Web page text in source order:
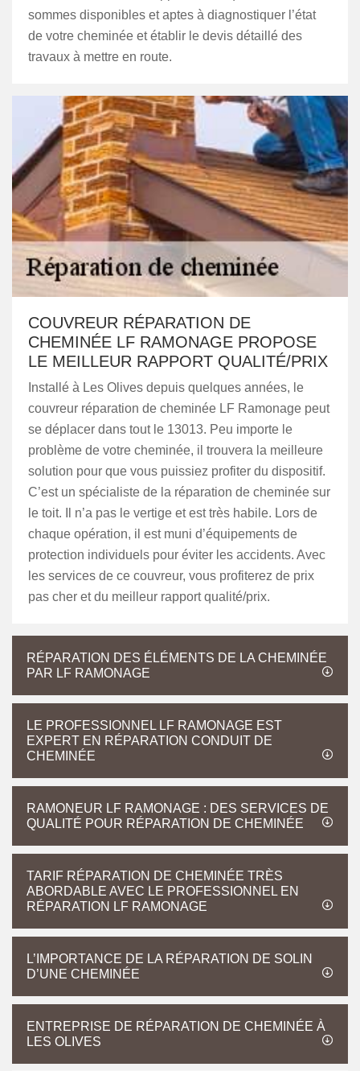
sommes disponibles et aptes à diagnostiquer l’état
de votre cheminée et établir le devis détaillé des
travaux à mettre en route.
COUVREUR RÉPARATION DE
CHEMINÉE LF RAMONAGE PROPOSE
LE MEILLEUR RAPPORT QUALITÉ/PRIX
Installé à Les Olives depuis quelques années, le
couvreur réparation de cheminée LF Ramonage peut
se déplacer dans tout le 13013. Peu importe le
problème de votre cheminée, il trouvera la meilleure
solution pour que vous puissiez profiter du dispositif.
C’est un spécialiste de la réparation de cheminée sur
le toit. Il n’a pas le vertige et est très habile. Lors de
chaque opération, il est muni d’équipements de
protection individuels pour éviter les accidents. Avec
les services de ce couvreur, vous profiterez de prix
pas cher et du meilleur rapport qualité/prix.
RÉPARATION DES ÉLÉMENTS DE LA CHEMINÉE
PAR LF RAMONAGE
LE PROFESSIONNEL LF RAMONAGE EST
EXPERT EN RÉPARATION CONDUIT DE
CHEMINÉE
RAMONEUR LF RAMONAGE : DES SERVICES DE
QUALITÉ POUR RÉPARATION DE CHEMINÉE
TARIF RÉPARATION DE CHEMINÉE TRÈS
ABORDABLE AVEC LE PROFESSIONNEL EN
RÉPARATION LF RAMONAGE
L’IMPORTANCE DE LA RÉPARATION DE SOLIN
D’UNE CHEMINÉE
ENTREPRISE DE RÉPARATION DE CHEMINÉE À
LES OLIVES